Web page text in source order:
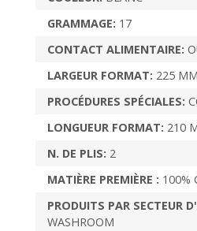
GRAMMAGE: 17
CONTACT ALIMENTAIRE:
LARGEUR FORMAT: 225 MM
PROCÉDURES SPÉCIALES:
LONGUEUR FORMAT: 210
N. DE PLIS: 2
MATIÈRE PREMIÈRE : 100%
PRODUITS PAR SECTEUR
WASHROOM